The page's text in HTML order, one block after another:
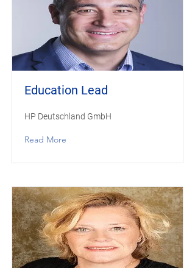
Education Lead
HP Deutschland GmbH
Read More